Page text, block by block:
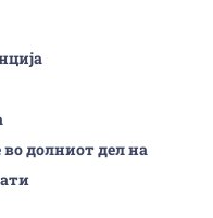
долниот дел на